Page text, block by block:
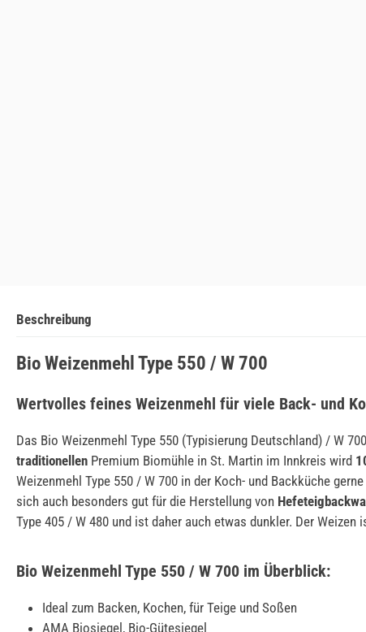
Beschreibung
Bio Weizenmehl Type 550 / W 700
Wertvolles feines Weizenmehl für viele Back- und
Das Bio Weizenmehl Type 550 (Typisierung Deutschland) / W
traditionellen Premium Biomühle in St. Martin im Innkreis wird
Weizenmehl Type 550 / W 700 in der Koch- und Backküche
sich auch besonders gut für die Herstellung von
Type 405 / W 480 und ist daher auch etwas dunkler. Der Weizen
Bio Weizenmehl Type 550 / W 700 im Überblick:
Ideal zum Backen, Kochen, für Teige und Soßen
AMA Biosiegel, Bio-Gütesiegel